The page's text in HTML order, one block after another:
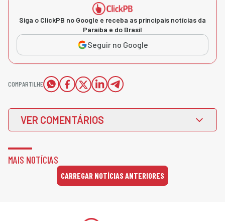
Siga o ClickPB no Google e receba as principais notícias da
Paraíba e do Brasil
Seguir no Google
COMPARTILHE
VER COMENTÁRIOS
MAIS NOTÍCIAS
CARREGAR NOTÍCIAS ANTERIORES